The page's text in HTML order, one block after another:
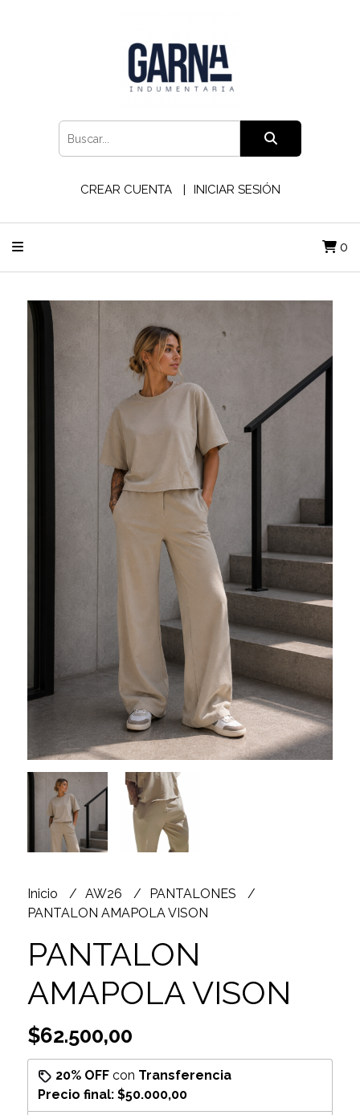
CREAR CUENTA INICIAR SESIÓN
0
Inicio AW26
PANTALONES
PANTALON AMAPOLA VISON
PANTALON
AMAPOLA VISON
$62.500,00
20% OFFcon Transferencia
Precio final: $50.000,00